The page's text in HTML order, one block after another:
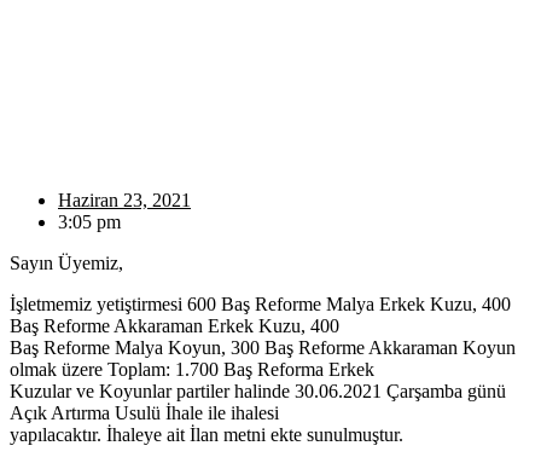
Haziran 23, 2021
3:05 pm
Sayın Üyemiz,
İşletmemiz yetiştirmesi 600 Baş Reforme Malya Erkek Kuzu, 400
Baş Reforme Akkaraman Erkek Kuzu, 400
Baş Reforme Malya Koyun, 300 Baş Reforme Akkaraman Koyun
olmak üzere Toplam: 1.700 Baş Reforma Erkek
Kuzular ve Koyunlar partiler halinde 30.06.2021 Çarşamba günü
Açık Artırma Usulü İhale ile ihalesi
yapılacaktır. İhaleye ait İlan metni ekte sunulmuştur.